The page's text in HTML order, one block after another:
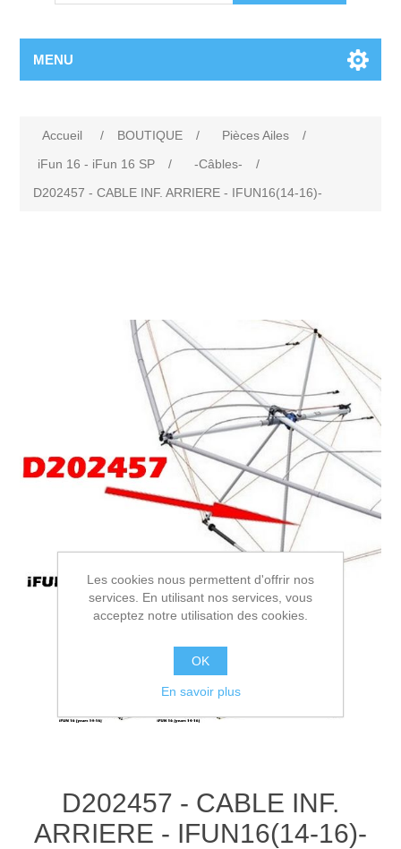
MENU
Accueil / BOUTIQUE / Pièces Ailes
/
iFun 16 - iFun 16 SP
/ -Câbles-
/
D202457 - CABLE INF. ARRIERE - IFUN16(14-16)-
D202457 - CABLE INF.
ARRIERE - IFUN16(14-16)-
Les cookies nous permettent d'offrir nos
services. En utilisant nos services, vous
acceptez notre utilisation des cookies.
OK
En savoir plus